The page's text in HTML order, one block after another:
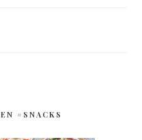
#SNACKS